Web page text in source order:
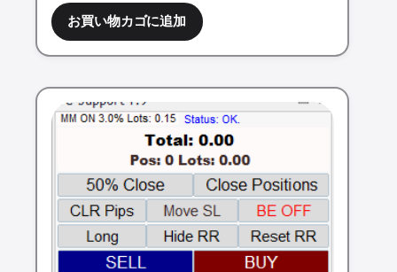
お買い物カゴに追加